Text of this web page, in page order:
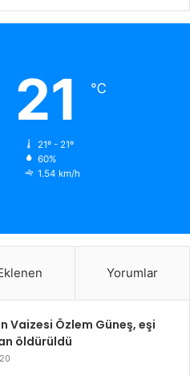
21 ℃
21º - 21º
60%
1.54 km/h
Yorumlar
Vaizesi Özlem Güneş, eşi
öldürüldü